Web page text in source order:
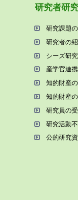
研究者研
研究課題
研究者の
シーズ研
産学官連携
知的財産
知的財産
研究員の受
研究活動
公的研究